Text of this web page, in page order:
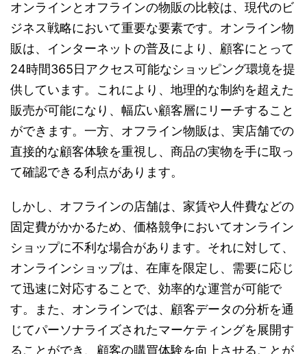
オンラインとオフラインの物販の比較は、現代のビ
ジネス戦略において重要な要素です。オンライン物
販は、インターネットの普及により、顧客にとって
24時間365日アクセス可能なショッピング環境を提
供しています。これにより、地理的な制約を超えた
販売が可能になり、幅広い顧客層にリーチすること
ができます。一方、オフライン物販は、実店舗での
直接的な顧客体験を重視し、商品の実物を手に取っ
て確認できる利点があります。
しかし、オフラインの店舗は、家賃や人件費などの
固定費がかかるため、価格競争においてオンライン
ショップに不利な場合があります。それに対して、
オンラインショップは、在庫を限定し、需要に応じ
て迅速に対応することで、効率的な運営が可能で
す。また、オンラインでは、顧客データの分析を通
じてパーソナライズされたマーケティングを展開す
ることができ、顧客の購買体験を向上させることが